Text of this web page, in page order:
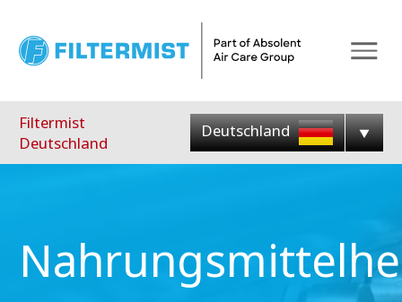
Filtermist
Deutschland
Deutschland